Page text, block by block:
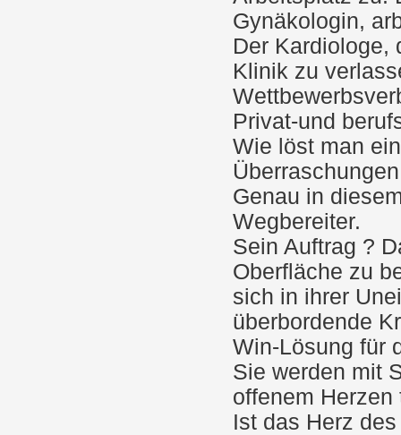
Gynäkologin,
Der Kardiologe,
Klinik zu
Privat-und
Wie löst man
Genau in
Wegbereiter.
Sein Auftrag ?
Oberfläche zu
sich in ihrer
überbordende
Win-Lösung für
Sie werden mit
offenem Herzen
Ist das Herz